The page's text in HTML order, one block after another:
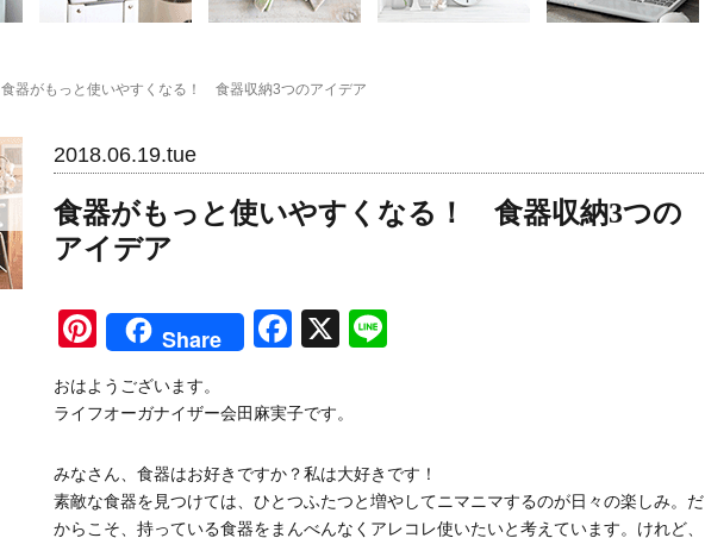
食器がもっと使いやすくなる！ 食器収納3つのアイデア
キッチン
2018.06.19.tue
食器がもっと使いやすくなる！ 食器収納3つの
アイデア
Pinterest
Share Facebook
X
おはようございます。
ライフオーガナイザー会田麻実子です。
みなさん、食器はお好きですか？私は大好きです！
素敵な食器を見つけては、ひとつふたつと増やしてニマニマするのが日々の楽しみ。だ
からこそ、持っている食器をまんべんなくアレコレ使いたいと考えています。けれど、